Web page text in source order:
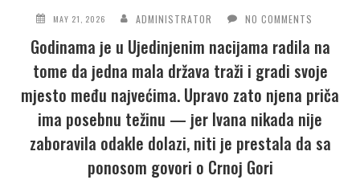
MAY 21, 2026 ADMINISTRATOR NO COMMENTS
Godinama je u Ujedinjenim nacijama radila na
tome da jedna mala država traži i gradi svoje
mjesto među najvećima. Upravo zato njena priča
ima posebnu težinu — jer Ivana nikada nije
zaboravila odakle dolazi, niti je prestala da sa
ponosom govori o Crnoj Gori